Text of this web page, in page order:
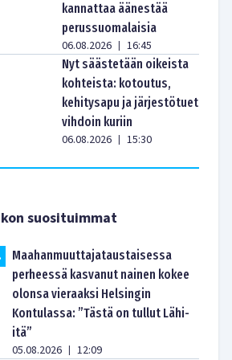
kannattaa äänestää
perussuomalaisia
06.08.2026 | 16:45
Nyt säästetään oikeista
kohteista: kotoutus,
kehitysapu ja järjestötuet
vihdoin kuriin
06.08.2026 | 15:30
suosituimmat
Maahanmuuttajataustaisessa
perheessä kasvanut nainen kokee
olonsa vieraaksi Helsingin
Kontulassa: ”Tästä on tullut Lähi-
itä”
05.08.2026 | 12:09